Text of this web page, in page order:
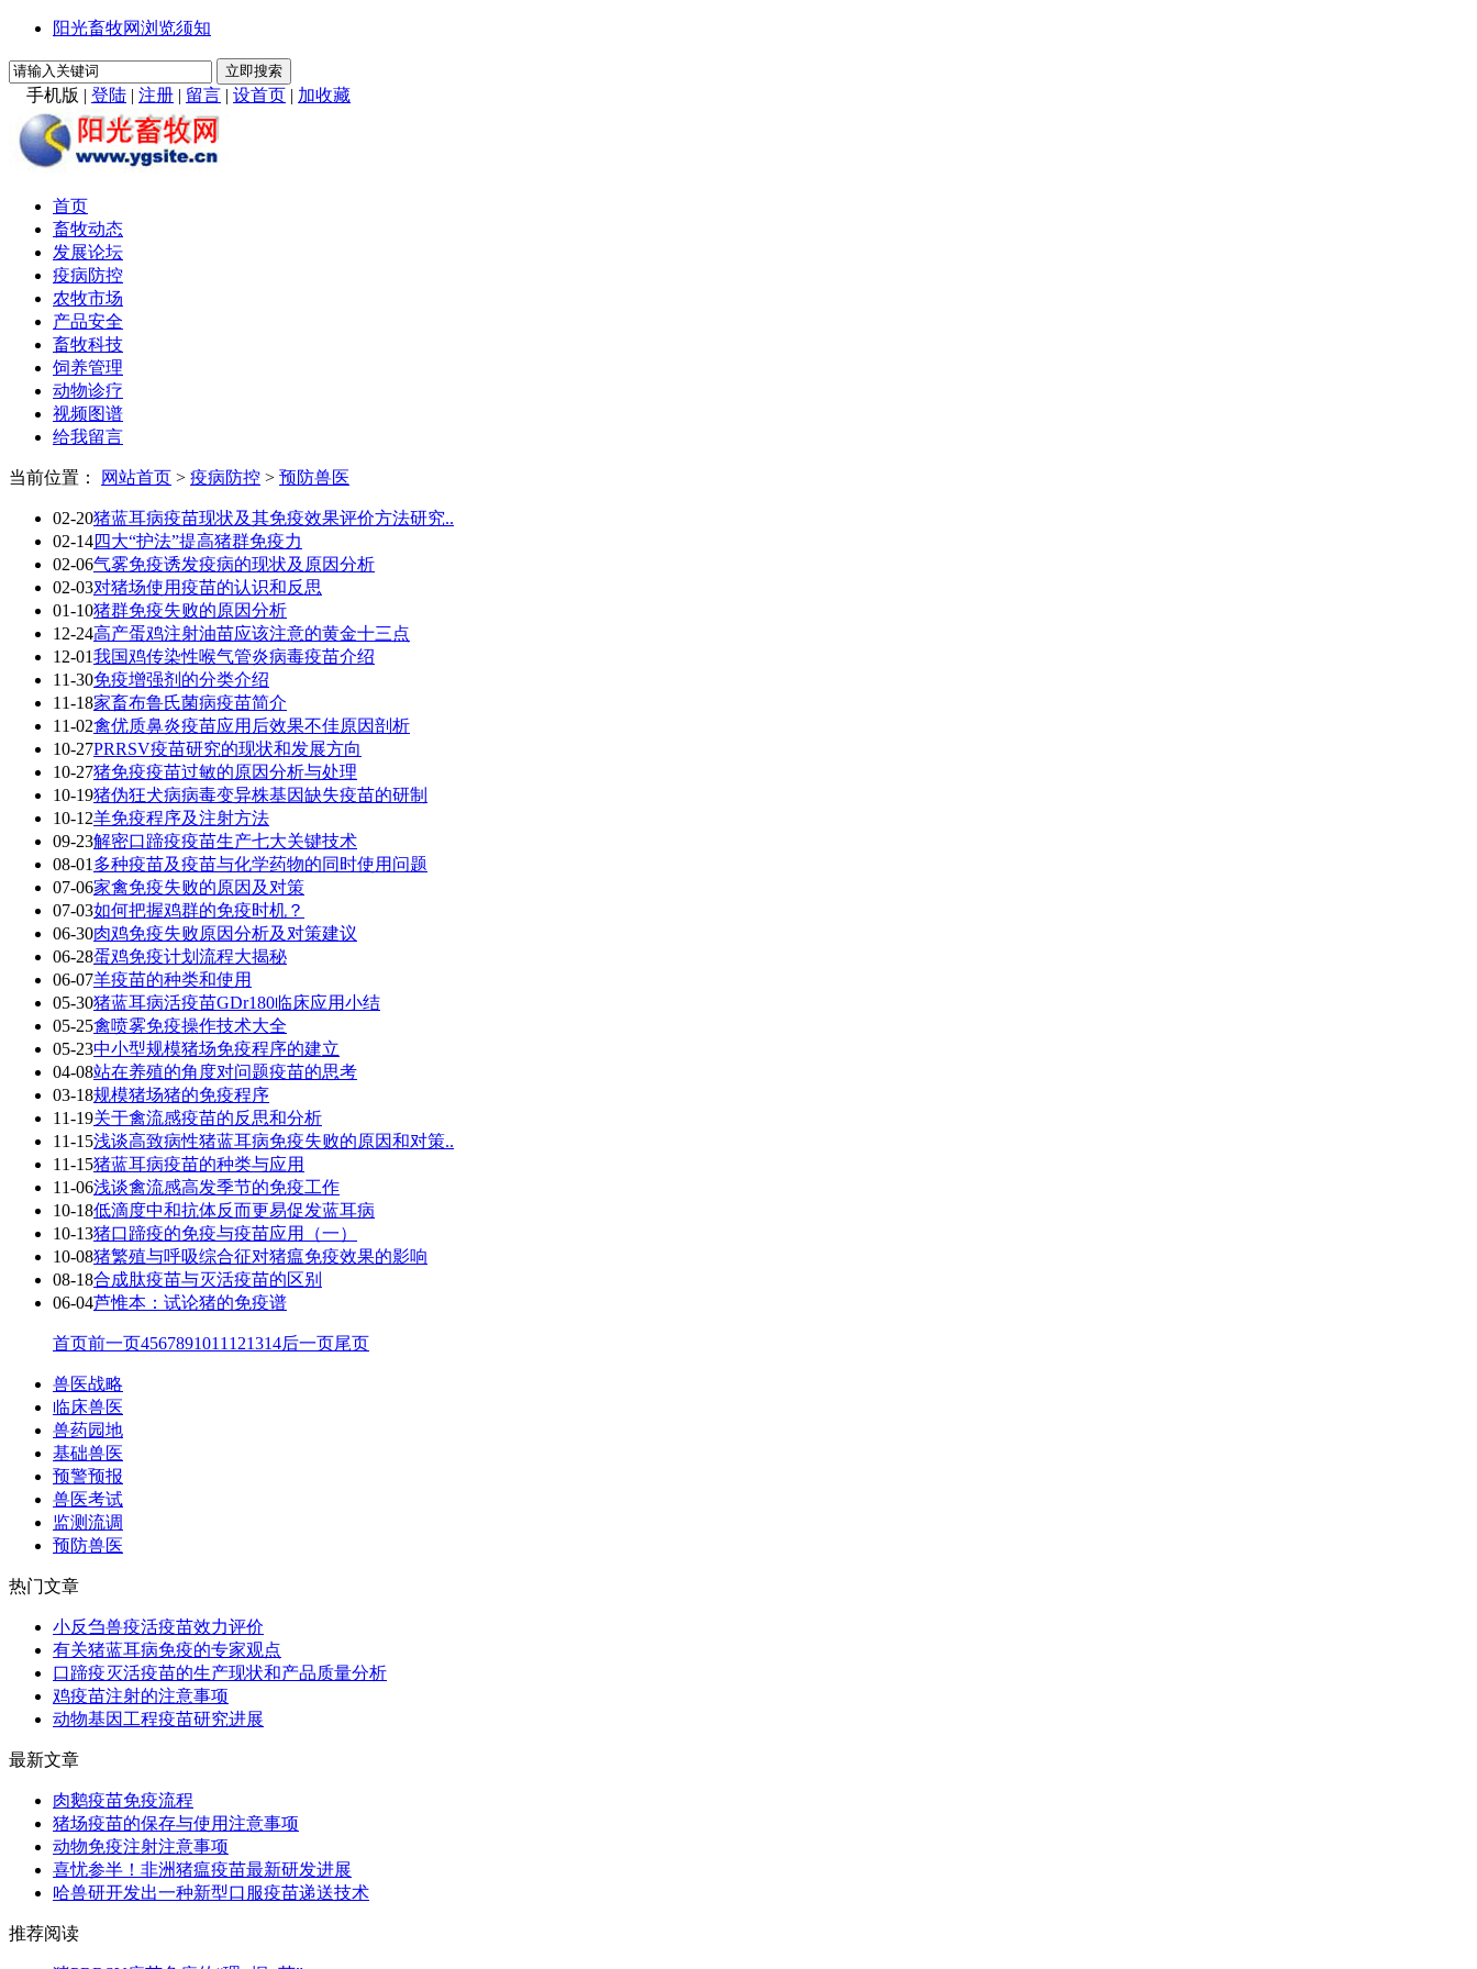
阳光畜牧网浏览须知
手机版 | 登陆 | 注册 | 留言 | 设首页 | 加收藏
首页
畜牧动态
发展论坛
疫病防控
农牧市场
产品安全
畜牧科技
饲养管理
动物诊疗
视频图谱
给我留言
当前位置： 网站首页 > 疫病防控 > 预防兽医
02-20猪蓝耳病疫苗现状及其免疫效果评价方法研究..
02-14四大“护法”提高猪群免疫力
02-06气雾免疫诱发疫病的现状及原因分析
02-03对猪场使用疫苗的认识和反思
01-10猪群免疫失败的原因分析
12-24高产蛋鸡注射油苗应该注意的黄金十三点
12-01我国鸡传染性喉气管炎病毒疫苗介绍
11-30免疫增强剂的分类介绍
11-18家畜布鲁氏菌病疫苗简介
11-02禽优质鼻炎疫苗应用后效果不佳原因剖析
10-27PRRSV疫苗研究的现状和发展方向
10-27猪免疫疫苗过敏的原因分析与处理
10-19猪伪狂犬病病毒变异株基因缺失疫苗的研制
10-12羊免疫程序及注射方法
09-23解密口蹄疫疫苗生产七大关键技术
08-01 多种疫苗及疫苗与化学药物的同时使用问题
07-06家禽免疫失败的原因及对策
07-03如何把握鸡群的免疫时机？
06-30肉鸡免疫失败原因分析及对策建议
06-28蛋鸡免疫计划流程大揭秘
06-07羊疫苗的种类和使用
05-30猪蓝耳病活疫苗GDr180临床应用小结
05-25禽喷雾免疫操作技术大全
05-23中小型规模猪场免疫程序的建立
04-08站在养殖的角度对问题疫苗的思考
03-18规模猪场猪的免疫程序
11-19关于禽流感疫苗的反思和分析
11-15浅谈高致病性猪蓝耳病免疫失败的原因和对策..
11-15猪蓝耳病疫苗的种类与应用
11-06浅谈禽流感高发季节的免疫工作
10-18低滴度中和抗体反而更易促发蓝耳病
10-13猪口蹄疫的免疫与疫苗应用（一）
10-08猪繁殖与呼吸综合征对猪瘟免疫效果的影响
08-18合成肽疫苗与灭活疫苗的区别
06-04芦惟本：试论猪的免疫谱
首页前一页4567891011 121314后一页尾页
兽医战略
临床兽医
兽药园地
基础兽医
预警预报
兽医考试
监测流调
预防兽医
热门文章
小反刍兽疫活疫苗效力评价
有关猪蓝耳病免疫的专家观点
口蹄疫灭活疫苗的生产现状和产品质量分析
鸡疫苗注射的注意事项
动物基因工程疫苗研究进展
最新文章
肉鹅疫苗免疫流程
猪场疫苗的保存与使用注意事项
动物免疫注射注意事项
喜忧参半！非洲猪瘟疫苗最新研发进展
哈兽研开发出一种新型口服疫苗递送技术
推荐阅读